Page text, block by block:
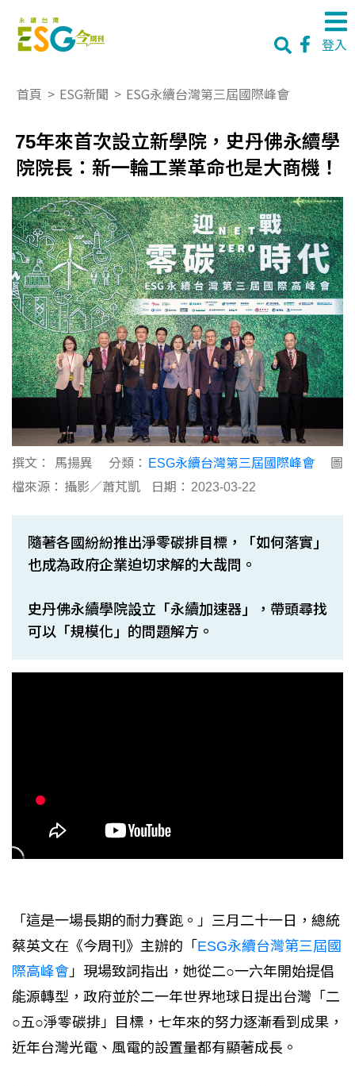
登入
首頁 > ESG新聞 > ESG永續台灣第三屆國際峰會
75年來首次設立新學院，史丹佛永續學
院院長：新一輪工業革命也是大商機！
撰文： 馬揚異 分類： ESG永續台灣第三屆國際峰會
圖
檔來源： 攝影／蕭芃凱 日期： 2023-03-22
隨著各國紛紛推出淨零碳排目標，「如何落實」
也成為政府企業迫切求解的大哉問。
史丹佛永續學院設立「永續加速器」，帶頭尋找
可以「規模化」的問題解方。
「這是一場長期的耐力賽跑。」三月二十一日，總統
蔡英文在《今周刊》主辦的「 ESG永續台灣第三屆國
際高峰會 」現場致詞指出，她從二○一六年開始提倡
能源轉型，政府並於二一年世界地球日提出台灣「二
○五○淨零碳排」目標，七年來的努力逐漸看到成果，
近年台灣光電、風電的設置量都有顯著成長。